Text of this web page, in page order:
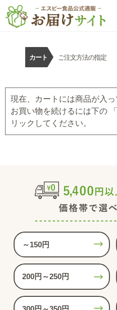
カート ご注文方法の指定
現在、カートには商品が入っ
お買い物を続けるには下の
リックしてください。
～150円
200円～250円